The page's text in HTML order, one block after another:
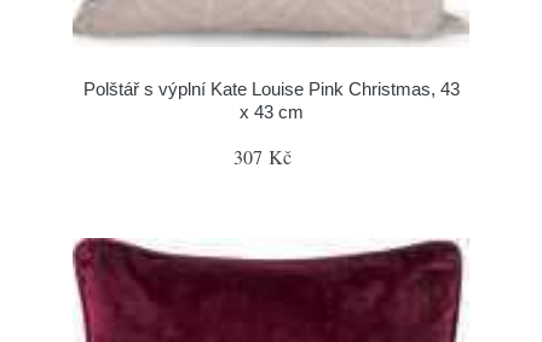
Polštář s výplní Kate Louise Pink Christmas, 43
x 43 cm
307 Kč